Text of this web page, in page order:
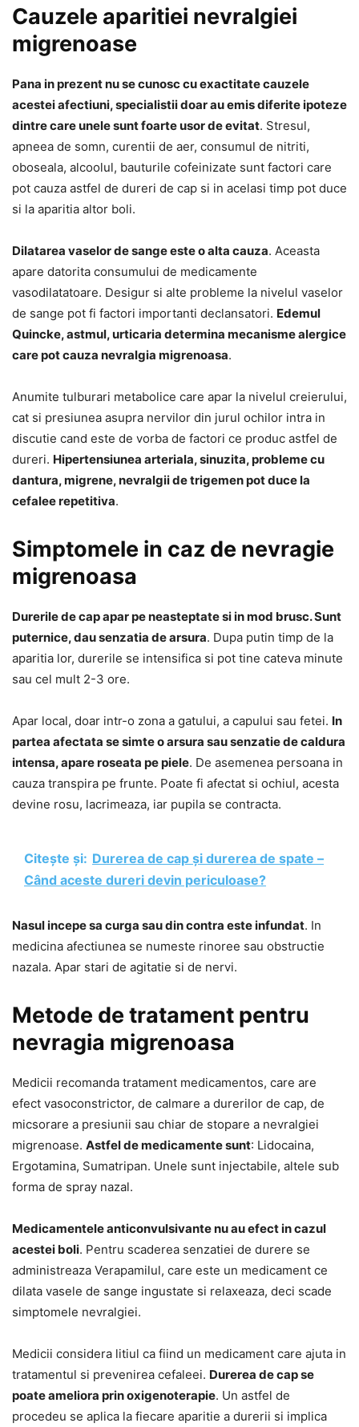
Cauzele aparitiei nevralgiei
migrenoase
Pana in prezent nu se cunosc cu exactitate cauzele
acestei afectiuni, specialistii doar au emis diferite ipoteze
dintre care unele sunt foarte usor de evitat. Stresul,
apneea de somn, curentii de aer, consumul de nitriti,
oboseala, alcoolul, bauturile cofeinizate sunt factori care
pot cauza astfel de dureri de cap si in acelasi timp pot duce
si la aparitia altor boli.
Dilatarea vaselor de sange este o alta cauza. Aceasta
apare datorita consumului de medicamente
vasodilatatoare. Desigur si alte probleme la nivelul vaselor
de sange pot fi factori importanti declansatori. Edemul
Quincke, astmul, urticaria determina mecanisme alergice
care pot cauza nevralgia migrenoasa.
Anumite tulburari metabolice care apar la nivelul creierului,
cat si presiunea asupra nervilor din jurul ochilor intra in
discutie cand este de vorba de factori ce produc astfel de
dureri. Hipertensiunea arteriala, sinuzita, probleme cu
dantura, migrene, nevralgii de trigemen pot duce la
cefalee repetitiva.
Simptomele in caz de nevragie
migrenoasa
Durerile de cap apar pe neasteptate si in mod brusc. Sunt
puternice, dau senzatia de arsura. Dupa putin timp de la
aparitia lor, durerile se intensifica si pot tine cateva minute
sau cel mult 2-3 ore.
Apar local, doar intr-o zona a gatului, a capului sau fetei. In
partea afectata se simte o arsura sau senzatie de caldura
intensa, apare roseata pe piele. De asemenea persoana in
cauza transpira pe frunte. Poate fi afectat si ochiul, acesta
devine rosu, lacrimeaza, iar pupila se contracta.
Citește și: Durerea de cap și durerea de spate –
Când aceste dureri devin periculoase?
Nasul incepe sa curga sau din contra este infundat. In
medicina afectiunea se numeste rinoree sau obstructie
nazala. Apar stari de agitatie si de nervi.
Metode de tratament pentru
nevragia migrenoasa
Medicii recomanda tratament medicamentos, care are
efect vasoconstrictor, de calmare a durerilor de cap, de
micsorare a presiunii sau chiar de stopare a nevralgiei
migrenoase. Astfel de medicamente sunt: Lidocaina,
Ergotamina, Sumatripan. Unele sunt injectabile, altele sub
forma de spray nazal.
Medicamentele anticonvulsivante nu au efect in cazul
acestei boli. Pentru scaderea senzatiei de durere se
administreaza Verapamilul, care este un medicament ce
dilata vasele de sange ingustate si relaxeaza, deci scade
simptomele nevralgiei.
Medicii considera litiul ca fiind un medicament care ajuta in
tratamentul si prevenirea cefaleei. Durerea de cap se
poate ameliora prin oxigenoterapie. Un astfel de
procedeu se aplica la fiecare aparitie a durerii si implica